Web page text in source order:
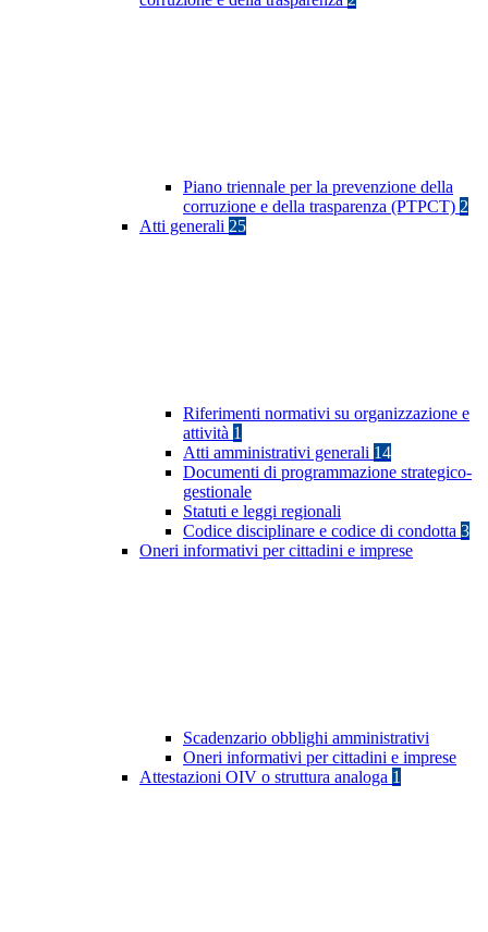
Piano triennale per la prevenzione della
corruzione e della trasparenza (PTPCT) 2
Atti generali 25
Riferimenti normativi su organizzazione e
attività 1
Atti amministrativi generali 14
Documenti di programmazione strategico-
gestionale
Statuti e leggi regionali
Codice disciplinare e codice di condotta 3
Oneri informativi per cittadini e imprese
Scadenzario obblighi amministrativi
Oneri informativi per cittadini e imprese
Attestazioni OIV o struttura analoga 1